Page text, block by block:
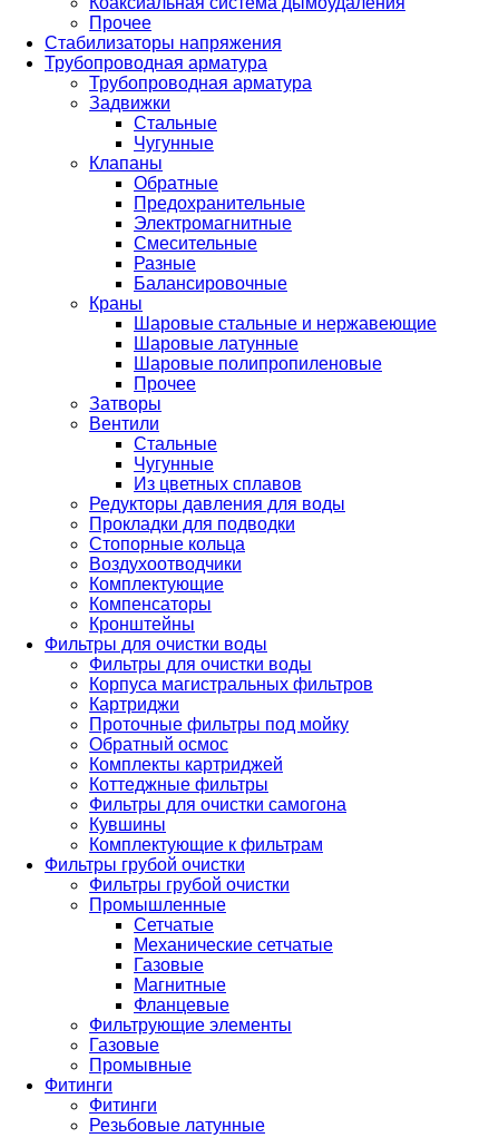
Прочее
Стабилизаторы напряжения
Трубопроводная арматура
Трубопроводная арматура
Задвижки
Стальные
Чугунные
Клапаны
Обратные
Предохранительные
Электромагнитные
Смесительные
Разные
Балансировочные
Краны
Шаровые стальные и нержавеющие
Шаровые латунные
Шаровые полипропиленовые
Прочее
Затворы
Вентили
Стальные
Чугунные
Из цветных сплавов
Редукторы давления для воды
Прокладки для подводки
Стопорные кольца
Воздухоотводчики
Комплектующие
Компенсаторы
Кронштейны
Фильтры для очистки воды
Фильтры для очистки воды
Корпуса магистральных фильтров
Картриджи
Проточные фильтры под мойку
Обратный осмос
Комплекты картриджей
Коттеджные фильтры
Фильтры для очистки самогона
Кувшины
Комплектующие к фильтрам
Фильтры грубой очистки
Фильтры грубой очистки
Промышленные
Сетчатые
Механические сетчатые
Газовые
Магнитные
Фланцевые
Фильтрующие элементы
Газовые
Промывные
Фитинги
Фитинги
Резьбовые латунные